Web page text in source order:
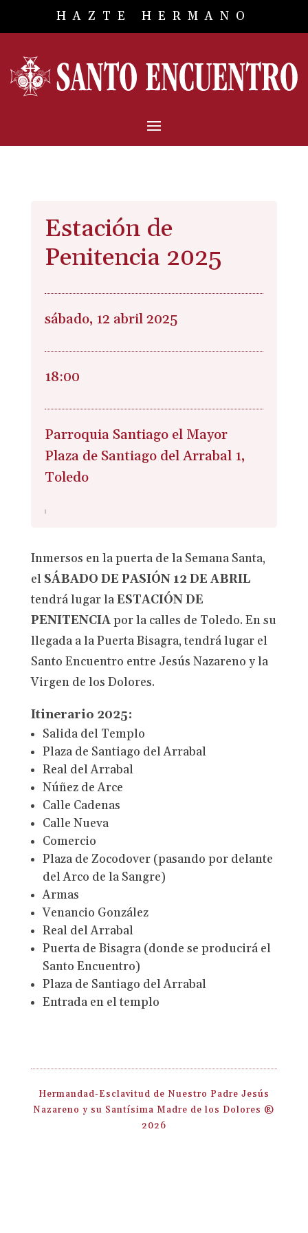
HAZTE HERMANO
Estación de
Penitencia 2025
sábado, 12 abril 2025
18:00
Parroquia Santiago el Mayor
Plaza de Santiago del Arrabal 1,
Toledo
Inmersos en la puerta de la Semana Santa,
el SÁBADO DE PASIÓN 12 DE ABRIL
tendrá lugar laESTACIÓN DE
PENITENCIApor la calles de Toledo. En su
llegada a la Puerta Bisagra, tendrá lugar el
Santo Encuentro entre Jesús Nazareno y la
Virgen de los Dolores.
Itinerario 2025:
Salida del Templo
Plaza de Santiago del Arrabal
Real del Arrabal
Núñez de Arce
Calle Cadenas
Calle Nueva
Comercio
Plaza de Zocodover (pasando por delante
del Arco de la Sangre)
Armas
Venancio González
Real del Arrabal
Puerta de Bisagra (donde se producirá el
Santo Encuentro)
Plaza de Santiago del Arrabal
Entrada en el templo
Hermandad-Esclavitud de Nuestro Padre Jesús
Nazareno y su Santísima Madre de los Dolores ®
2026